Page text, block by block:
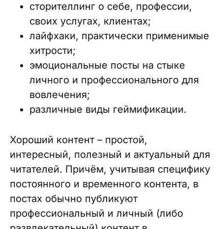
сторителлинг о себе, профессии,
своих услугах, клиентах;
лайфхаки, практически применимые
хитрости;
эмоциональные посты на стыке
личного и профессионального для
вовлечения;
различные виды геймификации.
Хороший контент – простой,
интересный, полезный и актуальный для
читателей. Причём, учитывая специфику
постоянного и временного контента, в
постах обычно публикуют
профессиональный и личный (либо